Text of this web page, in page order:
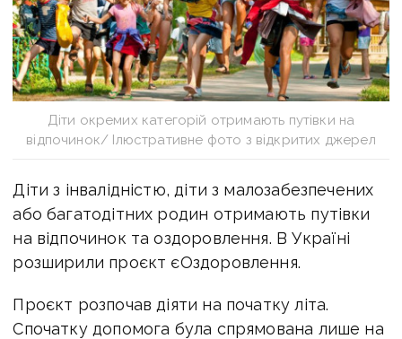
Діти окремих категорій отримають путівки на
відпочинок/ Ілюстративне фото з відкритих джерел
Діти з інвалідністю, діти з малозабезпечених
або багатодітних родин отримають путівки
на відпочинок та оздоровлення. В Україні
розширили проєкт єОздоровлення.
Проєкт розпочав діяти на початку літа.
Спочатку допомога була спрямована лише на